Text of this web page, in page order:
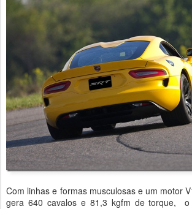
Com linhas e formas musculosas e um motor
gera 640 cavalos e 81,3 kgfm de torque, o